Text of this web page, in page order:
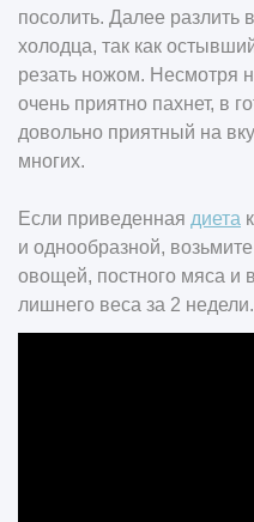
посолить. Далее разлить
холодца, так как
резать ножом. Несмотря
очень приятно пахнет, в
довольно приятный на
многих.
Если приведенная диета
и однообразной,
овощей, постного мяса и
лишнего веса за 2 недели.